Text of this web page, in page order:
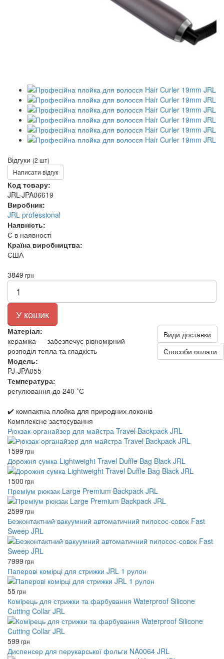
Відгуки (2 шт)
Написати відгук
Код товару:
JRL-JPA06619
Виробник:
JRL professional
Наявність:
Є в наявності
Країна виробництва:
США
3849 грн
У кошик
Матеріал:
кераміка — забезпечує рівномірний
розподіл тепла та гладкість
Модель:
PJ-JPA055
Температура:
регулювання до 240 ˚С
Види доставки
Способи оплати
✔️ компактна плойка для природних локонів
Комплексне застосування
Рюкзак-органайзер для майстра Travel Backpack JRL
1599 грн
Дорожня сумка Lightweight Travel Duffle Bag Black JRL
1500 грн
Преміум рюкзак Large Premium Backpack JRL
2599 грн
Безконтактний вакуумний автоматичний пилосос-совок Fast
Sweep JRL
7999 грн
Паперові комірці для стрижки JRL 1 рулон
55грн
Комірець для стрижки та фарбування Waterproof Silicone
Cutting Collar JRL
599 грн
Диспенсер для перукарської фольги NA0064 JRL